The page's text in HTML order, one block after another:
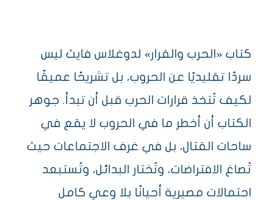
كتاب «الحرب والقرار» لدوغلاس فايث ليس
سردًا تقليديًا عن الحروب، بل تشريحًا عميقًا
لكيف تُتخذ قرارات الحرب قبل أن تبدأ. جوهر
الكتاب أن أخطر ما في الحروب لا يقع في
ساحات القتال، بل في غرف الاجتماعات حيث
تُصاغ الافتراضات، وتُختار البدائل، وتُستبعد
احتمالات مصيرية أحيانًا بلا وعي كامل